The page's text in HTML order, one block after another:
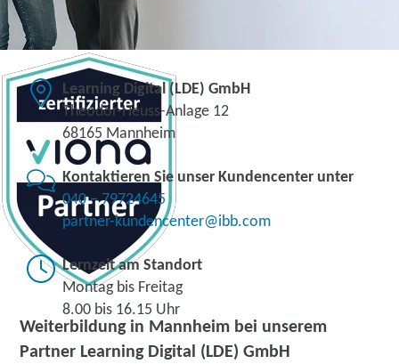
Weiterbildung in Mannheim bei unserem
Partner Learning Digital (LDE) GmbH
Learning Digital (LDE) GmbH
Theodor-Heuss-Anlage 12
68165 Mannheim
Kontaktieren Sie unser Kundencenter unter
040 – 79724645
partner-kundencenter@ibb.com
Lernzeit am Standort
Montag bis Freitag
8.00 bis 16.15 Uhr